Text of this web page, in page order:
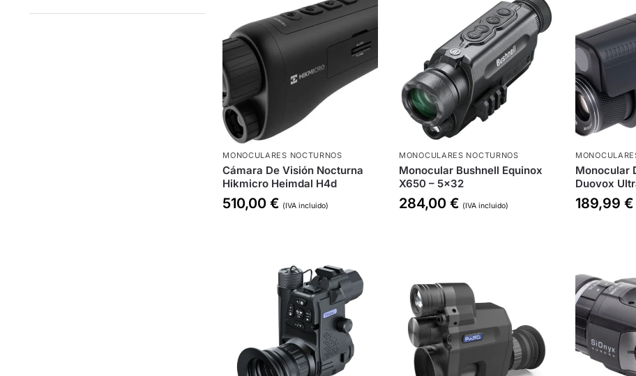
MONOCULARES NOCTURNOS
Cámara De Visión Nocturna
Hikmicro Heimdal H4d
510,00€ (IVA incluido)
MONOCULARES NOCTURNOS
Monocular Bushnell Equinox
X650 – 5×32
284,00€ (IVA incluido)
Monocular
Duovox
189,99€